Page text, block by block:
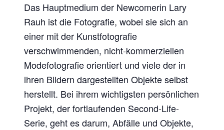
Das Hauptmedium der Newcomerin Lary
Rauh ist die Fotografie, wobei sie sich an
einer mit der Kunstfotografie
verschwimmenden, nicht-kommerziellen
Modefotografie orientiert und viele der in
ihren Bildern dargestellten Objekte selbst
herstellt. Bei ihrem wichtigsten persönlichen
Projekt, der fortlaufenden Second-Life-
Serie, geht es darum, Abfälle und Objekte,